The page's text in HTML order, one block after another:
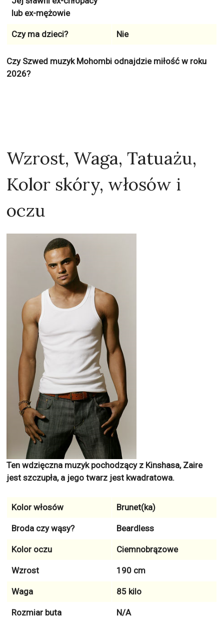
lub ex-mężowie
Czy ma dzieci? Nie
Czy Szwed muzyk Mohombi odnajdzie miłość w roku
2026?
Wzrost, Waga, Tatuażu,
Kolor skóry, włosów i
oczu
Ten wdzięczna muzyk pochodzący z Kinshasa, Zaire
jest szczupła, a jego twarz jest kwadratowa.
Kolor włosów Brunet(ka)
Broda czy wąsy? Beardless
Kolor oczu Ciemnobrązowe
Wzrost 190 cm
Waga 85 kilo
Rozmiar buta N/A